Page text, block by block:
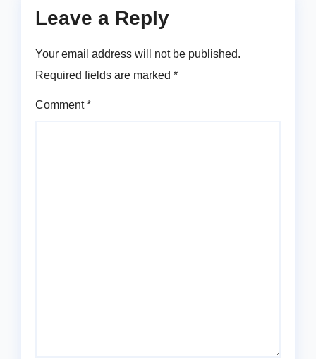
Leave a Reply
Your email address will not be published.
Required fields are marked *
Comment*